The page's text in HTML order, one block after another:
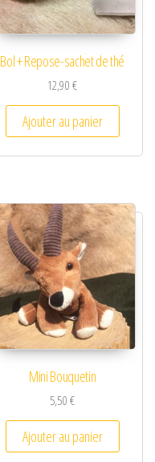
Bol + Repose-sachet de thé
12,90€
Ajouter au panier
Mini Bouquetin
5,50€
Ajouter au panier